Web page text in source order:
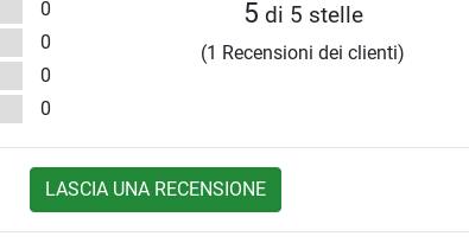
0
0
0
0
5 di 5 stelle
(1 Recensioni dei clienti)
LASCIA UNA RECENSIONE